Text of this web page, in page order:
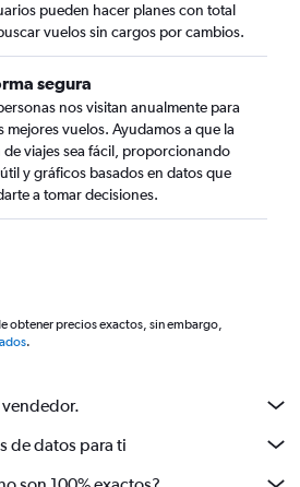
pueden hacer planes con total
vuelos sin cargos por cambios.
segura
nos visitan anualmente para
mejores vuelos. Ayudamos a que la
viajes sea fácil, proporcionando
y gráficos basados en datos que
a tomar decisiones.
obtener precios exactos, sin embargo,
.
de datos para ti